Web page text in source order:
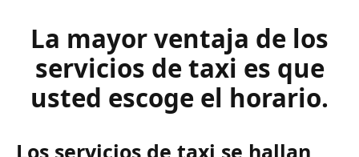
La mayor ventaja de los
servicios de taxi es que
usted escoge el horario.